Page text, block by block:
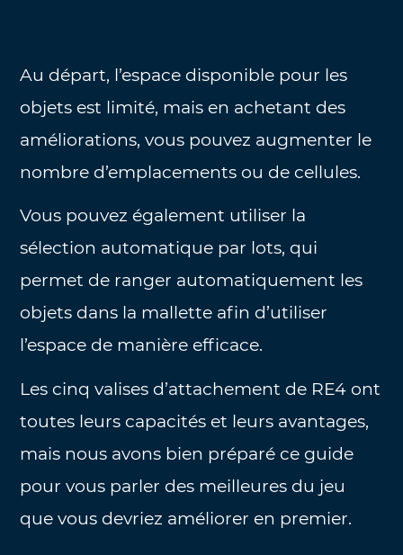
Au départ, l’espace disponible pour les
objets est limité, mais en achetant des
améliorations, vous pouvez augmenter le
nombre d’emplacements ou de cellules.
Vous pouvez également utiliser la
sélection automatique par lots, qui
permet de ranger automatiquement les
objets dans la mallette afin d’utiliser
l’espace de manière efficace.
Les cinq valises d’attachement de RE4 ont
toutes leurs capacités et leurs avantages,
mais nous avons bien préparé ce guide
pour vous parler des meilleures du jeu
que vous devriez améliorer en premier.